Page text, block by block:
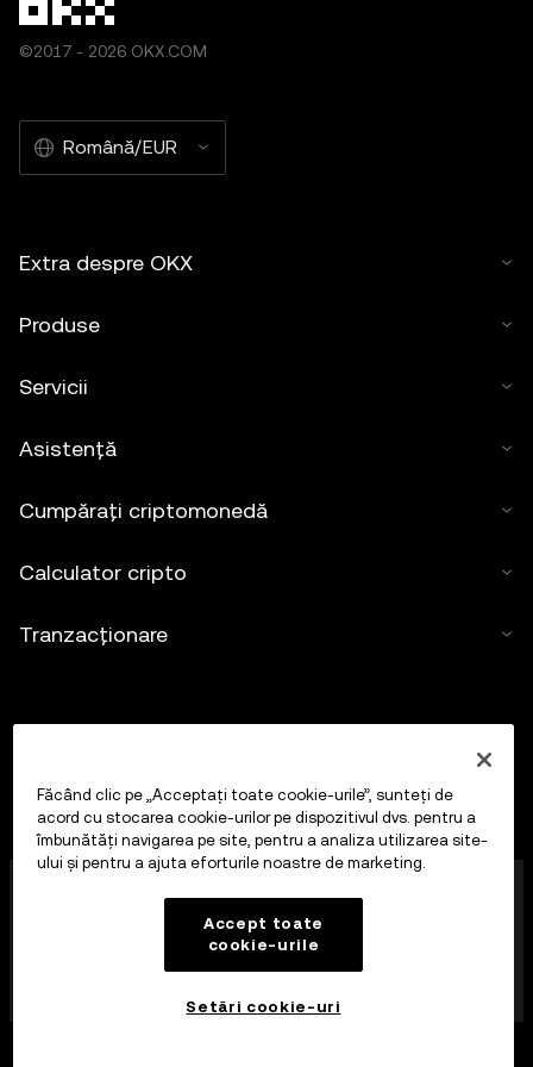
©2017 - 2026 OKX.COM
Română/EUR
Extra despre OKX
Produse
Servicii
Asistență
Cumpărați criptomonedă
Calculator cripto
Tranzacționare
comercială OKX, este în prezent o platformă de
tranzacționare a activelor cripto autorizată ca
Furnizor de servicii de active cripto de către MFSA, în
conformitate cu articolul 28 din Legea privind piețele
de active cripto (capitolul 647 din legislația malteză).
Făcând clic pe „Acceptați toate cookie-urile”, sunteți de
acord cu stocarea cookie-urilor pe dispozitivul dvs. pentru a
îmbunătăți navigarea pe site, pentru a analiza utilizarea site-
ului și pentru a ajuta eforturile noastre de marketing.
Accept toate
cookie-urile
Setări cookie-uri